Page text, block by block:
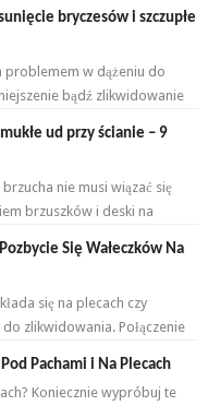
bryczesów i szczupłe
problemem w dążeniu do
bądź zlikwidowanie
ud przy ścianie – 9
nie musi wiązać się
brzuszków i deski na
Się Wałeczków Na
się na plecach czy
zlikwidowania. Połączenie
Pachami i Na Plecach
Koniecznie wypróbuj te